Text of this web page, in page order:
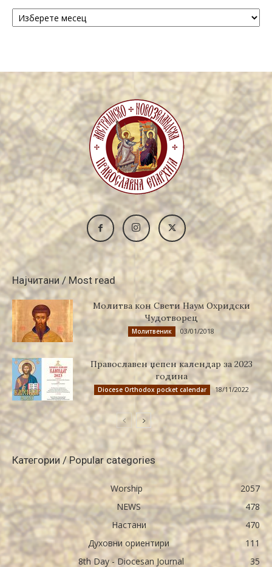
Архива
Најчитани / Most read
Молитва кон Свети Наум Охридски
Чудотворец
Молитвеник 03/01/2018
Православен џепен календар за 2023
година
Diocese Orthodox pocket calendar 18/11/2022
Категории / Popular categories
Worship
2057
NEWS
478
Настани
470
Духовни ориентири
111
8th Day - Diocesan Journal
35